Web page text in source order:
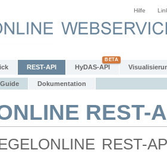
Hilfe
REST-API HyDAS-API
Dokumentation
REST-
REST-